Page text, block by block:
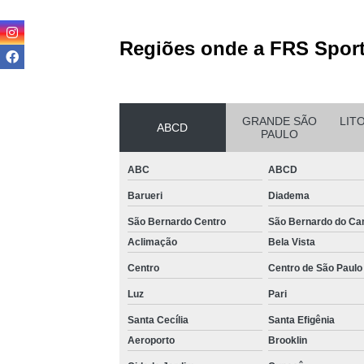
Multi
Regiões onde a FRS
ABCD
GRANDE SÃO
PAULO
ABC ABCD
Barueri Diadema
São Bernardo Centro São Bernardo do
Aclimação
Bela Vista
Centro Centro de São Paulo
Luz Pari
Santa Cecília Santa Efigênia
Aeroporto
Brooklin